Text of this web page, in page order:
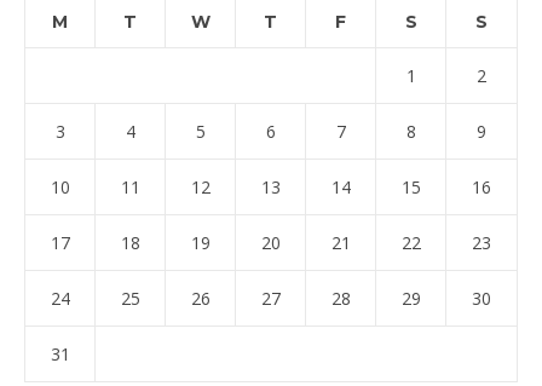
M T W T F S S
1 2
3 4 5 6 7 8 9
10 11 12 13 14 15 16
17 18 19 20 21 22 23
24 25 26 27 28 29 30
31